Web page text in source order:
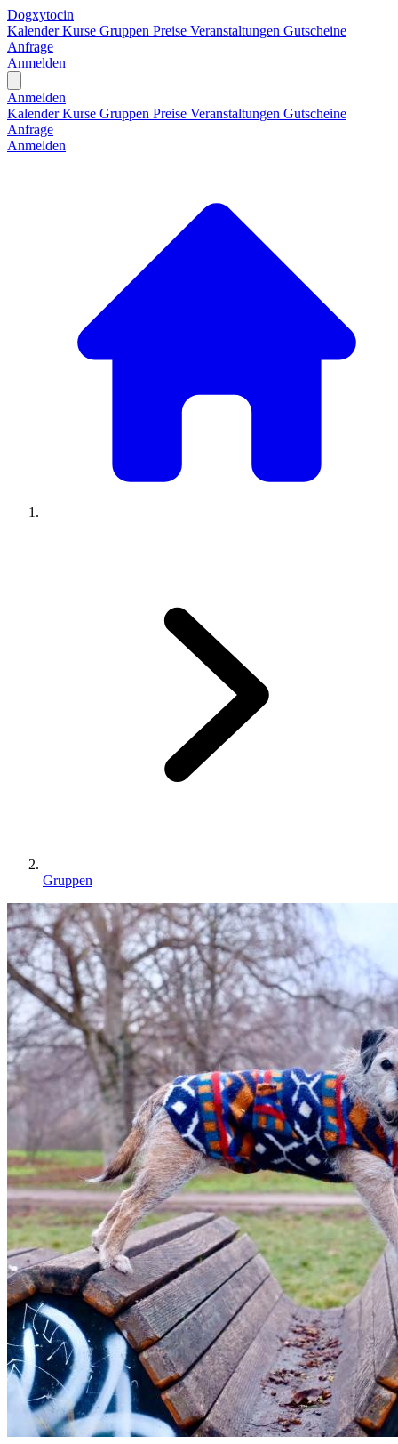
Dogxytocin
KalenderKurse Gruppen Preise Veranstaltungen Gutscheine
Anfrage
Anmelden
Anmelden
KalenderKurse Gruppen Preise Veranstaltungen Gutscheine
Anfrage
Anmelden
Gruppen